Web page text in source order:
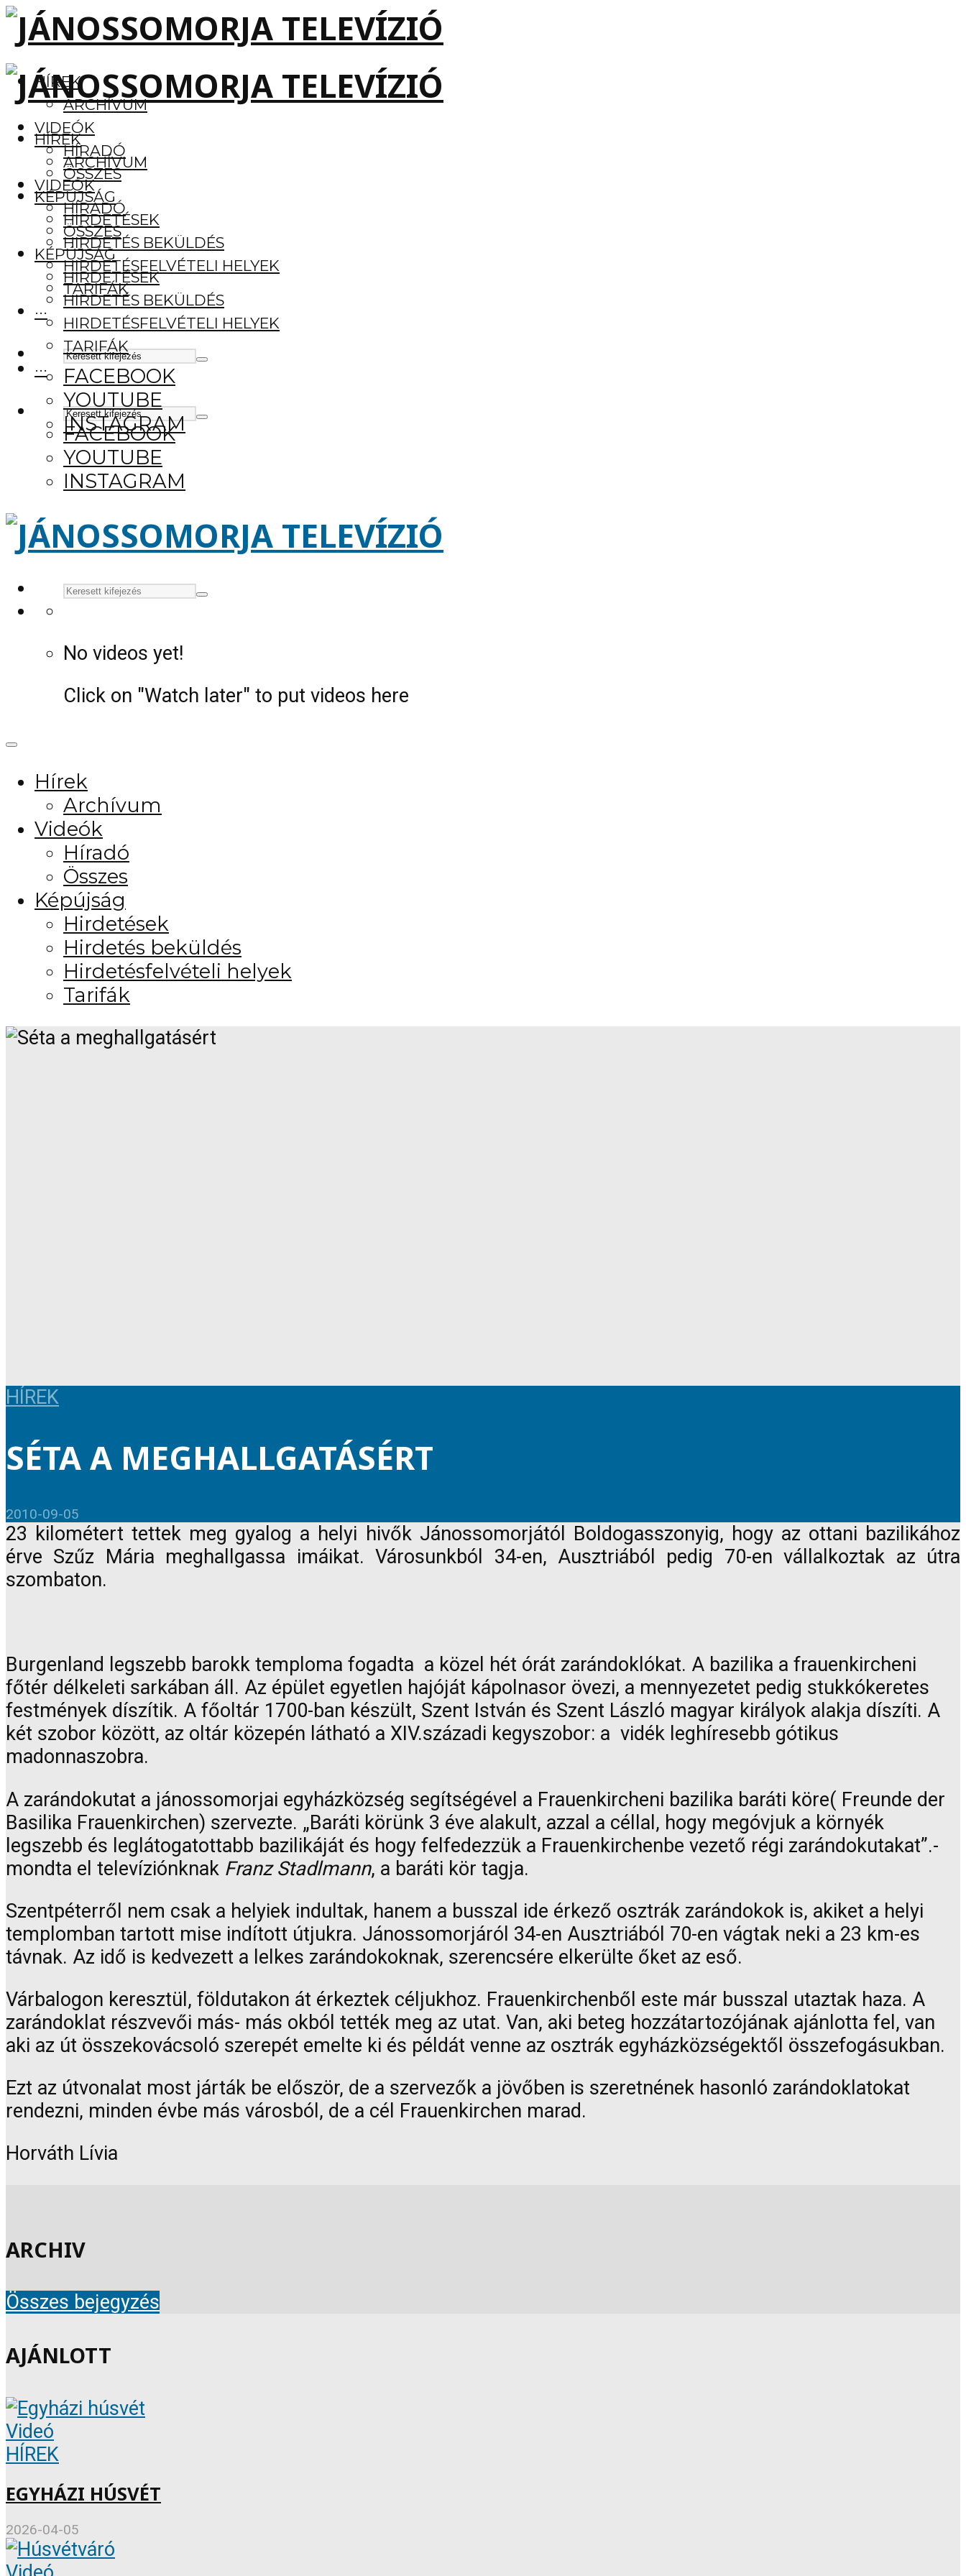
HÍREK
ARCHÍVUM
VIDEÓK
HÍRADÓ
ÖSSZES
KÉPÚJSÁG
HIRDETÉSEK
HIRDETÉS BEKÜLDÉS
HIRDETÉSFELVÉTELI HELYEK
TARIFÁK
···
FACEBOOK
YOUTUBE
INSTAGRAM
HÍREK
ARCHÍVUM
VIDEÓK
HÍRADÓ
ÖSSZES
KÉPÚJSÁG
HIRDETÉSEK
HIRDETÉS BEKÜLDÉS
HIRDETÉSFELVÉTELI HELYEK
TARIFÁK
···
FACEBOOK
YOUTUBE
INSTAGRAM
No videos yet!
Click on "Watch later" to put videos here
Hírek
Archívum
Videók
Híradó
Összes
Képújság
Hirdetések
Hirdetés beküldés
Hirdetésfelvételi helyek
Tarifák
HÍREK
SÉTA A MEGHALLGATÁSÉRT
2010-09-05
23 kilométert tettek meg gyalog a helyi hivők Jánossomorjától Boldogasszonyig, hogy az ottani bazilikához
érve Szűz Mária meghallgassa imáikat. Városunkból 34-en, Ausztriából pedig 70-en vállalkoztak az útra
szombaton.
Burgenland legszebb barokk temploma fogadta a közel hét órát zarándoklókat. A bazilika a frauenkircheni
főtér délkeleti sarkában áll. Az épület egyetlen hajóját kápolnasor övezi, a mennyezetet pedig stukkókeretes
festmények díszítik. A főoltár 1700-ban készült, Szent István és Szent László magyar királyok alakja díszíti. A
két szobor között, az oltár közepén látható a XIV.századi kegyszobor: a vidék leghíresebb gótikus
madonnaszobra.
A zarándokutat a jánossomorjai egyházközség segítségével a Frauenkircheni bazilika baráti köre( Freunde der
Basilika Frauenkirchen) szervezte. „Baráti körünk 3 éve alakult, azzal a céllal, hogy megóvjuk a környék
legszebb és leglátogatottabb bazilikáját és hogy felfedezzük a Frauenkirchenbe vezető régi zarándokutakat”.-
mondta el televíziónknak Franz Stadlmann, a baráti kör tagja.
Szentpéterről nem csak a helyiek indultak, hanem a busszal ide érkező osztrák zarándokok is, akiket a helyi
templomban tartott mise indított útjukra. Jánossomorjáról 34-en Ausztriából 70-en vágtak neki a 23 km-es
távnak. Az idő is kedvezett a lelkes zarándokoknak, szerencsére elkerülte őket az eső.
Várbalogon keresztül, földutakon át érkeztek céljukhoz. Frauenkirchenből este már busszal utaztak haza. A
zarándoklat részvevői más- más okból tették meg az utat. Van, aki beteg hozzátartozójának ajánlotta fel, van
aki az út összekovácsoló szerepét emelte ki és példát venne az osztrák egyházközségektől összefogásukban.
Ezt az útvonalat most járták be először, de a szervezők a jövőben is szeretnének hasonló zarándoklatokat
rendezni, minden évbe más városból, de a cél Frauenkirchen marad.
Horváth Lívia
ARCHIV
Összes bejegyzés
AJÁNLOTT
Videó
HÍREK
EGYHÁZI HÚSVÉT
2026-04-05